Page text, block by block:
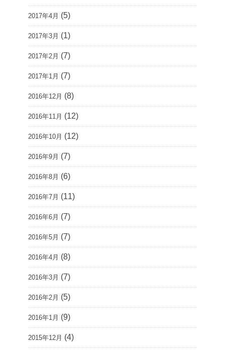
2017年4月 (5)
2017年3月 (1)
2017年2月 (7)
2017年1月 (7)
2016年12月 (8)
2016年11月 (12)
2016年10月 (12)
2016年9月 (7)
2016年8月 (6)
2016年7月 (11)
2016年6月 (7)
2016年5月 (7)
2016年4月 (8)
2016年3月 (7)
2016年2月 (5)
2016年1月 (9)
2015年12月 (4)